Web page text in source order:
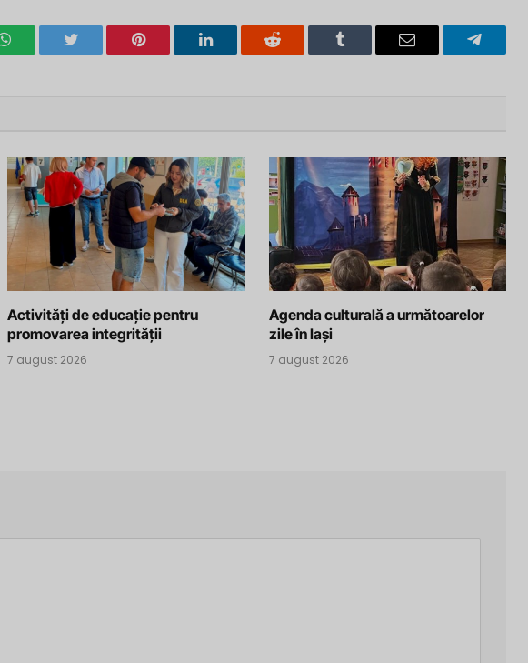
WhatsAppTwitter Pinterest LinkedIn Reddit Tumblr Email
Activități de educație pentru
promovarea integrității
7 august 2026
Agenda culturală a următoarelor
zile în Iași
7 august 2026